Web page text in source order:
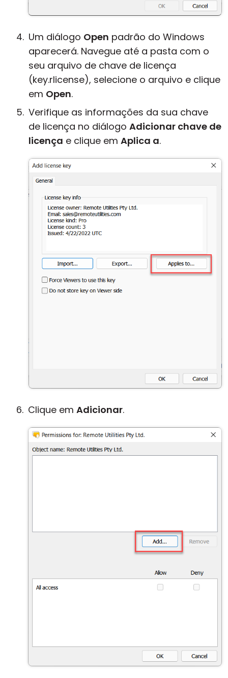
Um diálogo Open padrão do Windows
aparecerá. Navegue até a pasta com o
seu arquivo de chave de licença
(key.rlicense), selecione o arquivo e clique
em Open.
Verifique as informações da sua chave
de licença no diálogo Adicionar chave de
licença e clique em Aplica a.
Clique em Adicionar.